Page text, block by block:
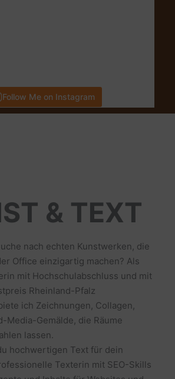
Follow Me on Instagram
& TEXT
nach echten Kunstwerken, die
Office einzigartig machen? Als
mit Hochschulabschluss und mit
Rheinland-Pfalz
ich Zeichnungen, Collagen,
Media-Gemälde, die Räume
lassen.
hochwertigen Text für dein
Texterin mit SEO-Skills